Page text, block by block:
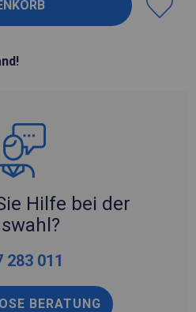
Hilfe bei der
283 011
BERATUNG